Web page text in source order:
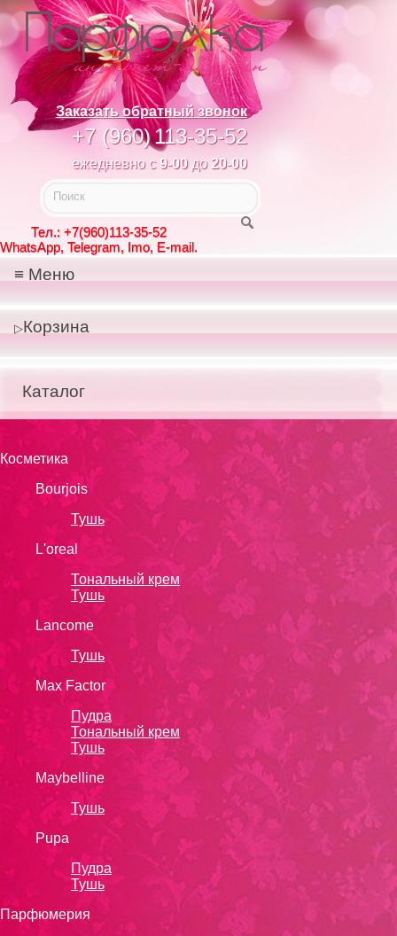
Заказать обратный звонок
+7 (960)113-35-52
ежедневно с 9-00до 20-00
Тел.: +7(960)113-35-52
WhatsApp, Telegram, Imo, E-mail.
Меню
Корзина
Каталог
Косметика
Bourjois
Тушь
L'oreal
Тональный крем
Тушь
Lanсоmе
Тушь
Max Factor
Пудра
Тональный крем
Тушь
Maybelline
Тушь
Pupa
Пудра
Тушь
Парфюмерия